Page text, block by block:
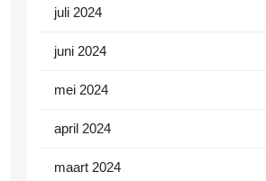
juli 2024
juni 2024
mei 2024
april 2024
maart 2024